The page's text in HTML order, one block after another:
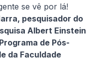
se vê por lá!
pesquisador do
Albert Einstein
de Pós-
da Faculdade